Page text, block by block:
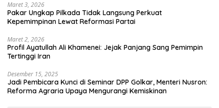
Maret 3, 2026
Pakar Ungkap Pilkada Tidak Langsung Perkuat
Kepemimpinan Lewat Reformasi Partai
Maret 2, 2026
Profil Ayatullah Ali Khamenei: Jejak Panjang Sang Pemimpin
Tertinggi Iran
Desember 15, 2025
Jadi Pembicara Kunci di Seminar DPP Golkar, Menteri Nusron:
Reforma Agraria Upaya Mengurangi Kemiskinan